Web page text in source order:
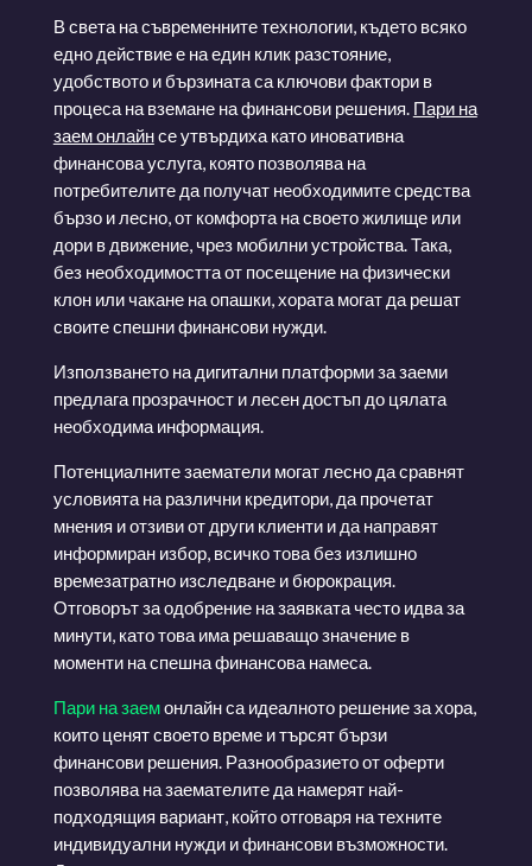
В света на съвременните технологии, където всяко
едно действие е на един клик разстояние,
удобството и бързината са ключови фактори в
процеса на вземане на финансови решения. Пари на
заем онлайнсе утвърдиха като иновативна
финансова услуга, която позволява на
потребителите да получат необходимите средства
бързо и лесно, от комфорта на своето жилище или
дори в движение, чрез мобилни устройства. Така,
без необходимостта от посещение на физически
клон или чакане на опашки, хората могат да решат
своите спешни финансови нужди.
Използването на дигитални платформи за заеми
предлага прозрачност и лесен достъп до цялата
необходима информация.
Потенциалните заематели могат лесно да сравнят
условията на различни кредитори, да прочетат
мнения и отзиви от други клиенти и да направят
информиран избор, всичко това без излишно
времезатратно изследване и бюрокрация.
Отговорът за одобрение на заявката често идва за
минути, като това има решаващо значение в
моменти на спешна финансова намеса.
Пари на заемонлайн са идеалното решение за хора,
които ценят своето време и търсят бързи
финансови решения. Разнообразието от оферти
позволява на заемателите да намерят най-
подходящия вариант, който отговаря на техните
индивидуални нужди и финансови възможности.